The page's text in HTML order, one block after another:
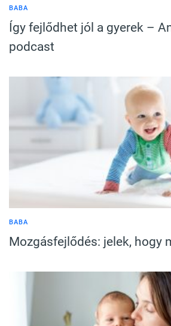
BABA
Így fejlődhet jól a gyerek –
podcast
BABA
Mozgásfejlődés: jelek, hogy